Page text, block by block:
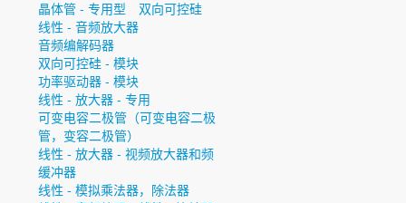
晶体管 - 专用型
双向可控硅
线性 - 音频放大器
音频编解码器
双向可控硅 - 模块
功率驱动器 - 模块
线性 - 放大器 - 专用
可变电容二极管（可变电容二极
管，变容二极管）
线性 - 放大器 - 视频放大器和频
缓冲器
线性 - 模拟乘法器，除法器